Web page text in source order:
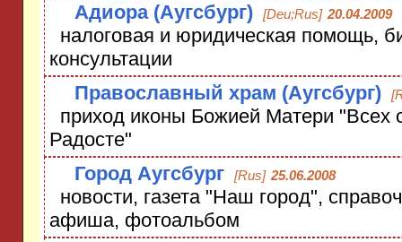
Адиора (Аугсбург)
[Deu;Rus] 20.04.2009
налоговая и юридическая помощь,
консультации
Православный храм (Аугсбург)
приход иконы Божией Матери "Всех
Радосте"
Город Аугсбург
[Rus] 25.06.2008
новости, газета "Наш город",
афиша, фотоальбом